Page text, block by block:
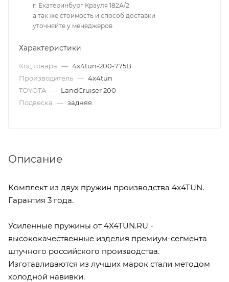
г. Екатеринбург Крауля 182А/2
а так же стоимость и способ доставки
уточняйте у менеджеров
Характеристики
Код товара — 4x4tun-200-775B
Производитель — 4x4tun
TOYOTA — LandCruiser 200
Подвеска — задняя
Описание
Комплект из двух пружин производства 4x4TUN.
Гарантия 3 года.
Усиленные пружины от 4X4TUN.RU -
высококачественные изделия премиум-сегмента
штучного российского производства.
Изготавливаются из лучших марок стали методом
холодной навивки.